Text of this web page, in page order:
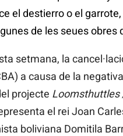
el destierro o el
de les seues obres
setmana, la
a causa de la
projecte Loomsthuttles
el rei Joan
boliviana Domitila